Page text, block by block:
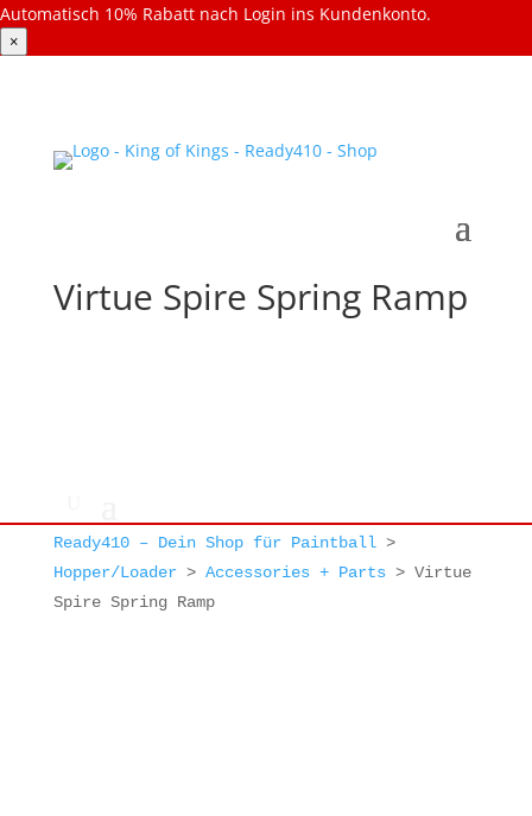
Automatisch 10% Rabatt nach Login ins Kundenkonto.
×
Virtue Spire Spring Ramp
Ready410 – Dein Shop für Paintball>
Hopper/Loader> Accessories + Parts> Virtue
Spire Spring Ramp